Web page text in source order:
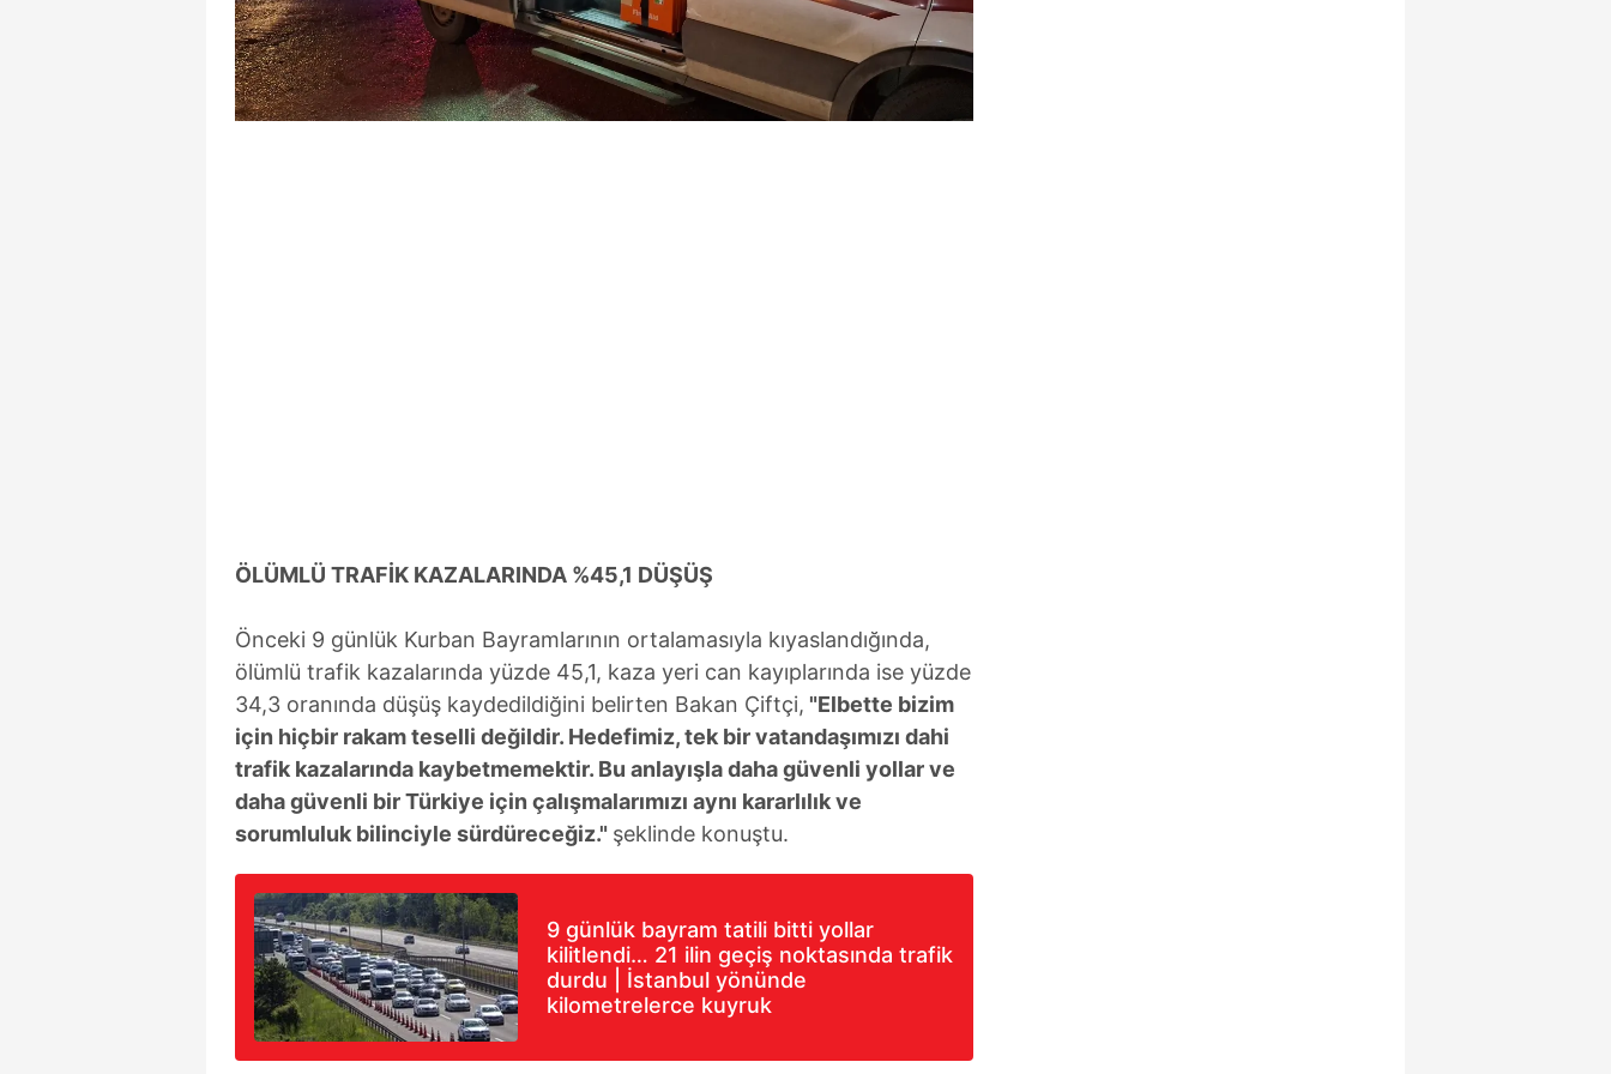
mevzuata uygun olarak kullanılan çerezlerle ilgili bilgi almak için lütfentıklayınız.
ÖLÜMLÜ TRAFİK KAZALARINDA %45,1 DÜŞÜŞ
Önceki 9 günlük Kurban Bayramlarının ortalamasıyla kıyaslandığında,
ölümlü trafik kazalarında yüzde 45,1, kaza yeri can kayıplarında ise yüzde
34,3 oranında düşüş kaydedildiğini belirten Bakan Çiftçi, "Elbette bizim
için hiçbir rakam teselli değildir. Hedefimiz, tek bir vatandaşımızı dahi
trafik kazalarında kaybetmemektir. Bu anlayışla daha güvenli yollar ve
daha güvenli bir Türkiye için çalışmalarımızı aynı kararlılık ve
sorumluluk bilinciyle sürdüreceğiz." şeklinde konuştu.
9 günlük bayram tatili bitti yollar
kilitlendi… 21 ilin geçiş noktasında trafik
durdu | İstanbul yönünde
kilometrelerce kuyruk